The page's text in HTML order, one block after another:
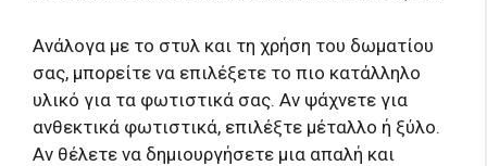
Ανάλογα με το στυλ και τη χρήση του δωματίου
σας, μπορείτε να επιλέξετε το πιο κατάλληλο
υλικό για τα φωτιστικά σας. Αν ψάχνετε για
ανθεκτικά φωτιστικά, επιλέξτε μέταλλο ή ξύλο.
Αν θέλετε να δημιουργήσετε μια απαλή και